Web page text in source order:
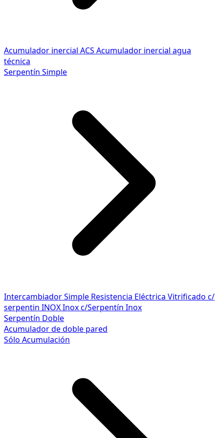
Acumulador inercial ACS Acumulador inercial agua
técnica
Serpentín Simple
Intercambiador Simple Resistencia Eléctrica Vitrificado c/
serpentin INOXInox c/Serpentín Inox
Serpentín Doble
Acumulador de doble pared
Sólo Acumulación